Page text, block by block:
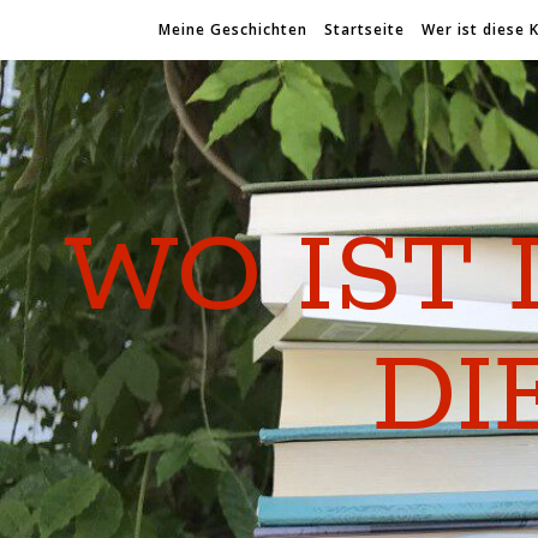
Meine Geschichten Startseite Wer ist diese
WO IST